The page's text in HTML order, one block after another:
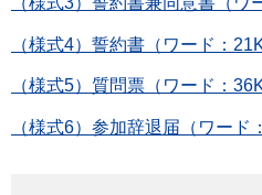
（様式4）誓約書（ワード：
（様式5）質問票（ワード：
（様式6）参加辞退届（ワード